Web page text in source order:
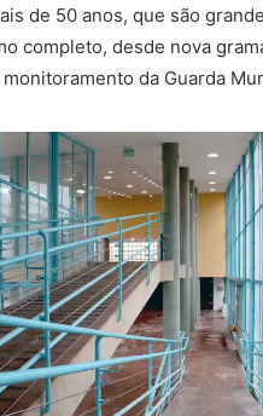
de 50 anos, que são
completo, desde nova
da Guarda